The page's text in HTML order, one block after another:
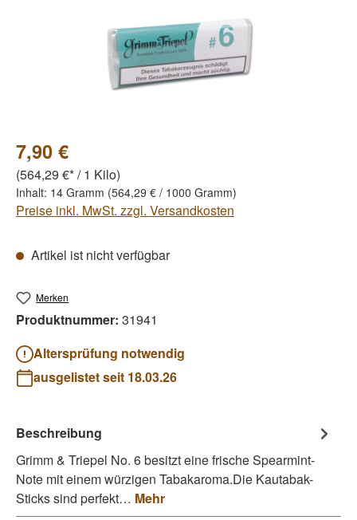
7,90 €
(564,29 €* / 1 Kilo)
Inhalt: 14 Gramm (564,29 € / 1000 Gramm)
Preise inkl. MwSt. zzgl. Versandkosten
Artikel ist nicht verfügbar
Merken
Produktnummer: 31941
Altersprüfung notwendig
ausgelistet seit 18.03.26
Beschreibung
Grimm & Triepel No. 6 besitzt eine frische Spearmint-
Note mit einem würzigen Tabakaroma.Die Kautabak-
Sticks sind perfekt… Mehr